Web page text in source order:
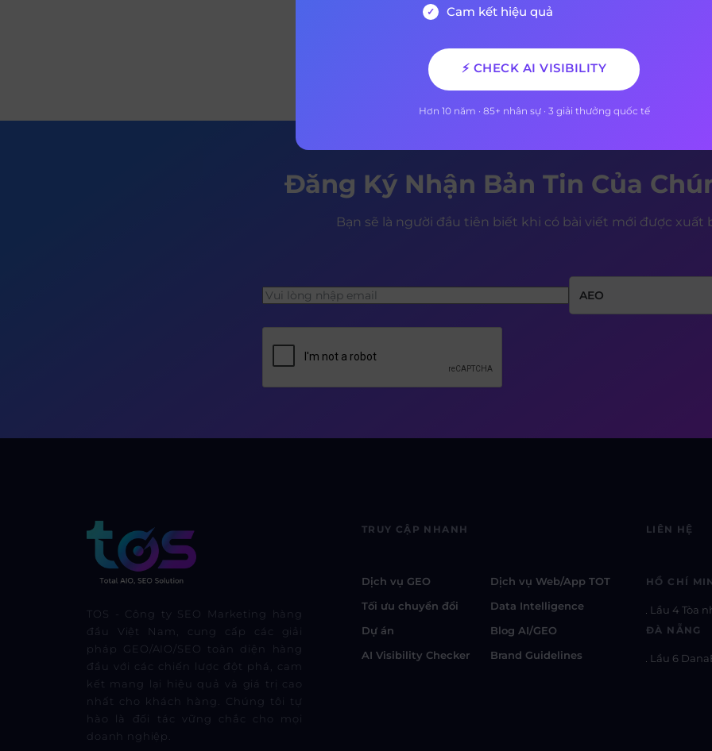
Đăng Ký Nhận Bản Tin Của
Bạn sẽ là người đầu tiên biết khi có bài viết mới được xuất
AEO
TOS - Công ty SEO Marketing hàng
đầu Việt Nam, cung cấp các giải
pháp GEO/AIO/SEO toàn diện hàng
đầu với các chiến lược đột phá, cam
kết mang lại hiệu quả và giá trị cao
nhất cho khách hàng. Chúng tôi tự
hào là đối tác vững chắc cho mọi
doanh nghiệp.
TRUY CẬP NHANH
Dịch vụ GEO
Dịch vụ Web/App TOT
Tối ưu chuyển đổi
Data Intelligence
Dự án
Blog AI/GEO
AI Visibility Checker
Brand Guidelines
LIÊN HỆ
HỒ CHÍ
Lầu 4 Tòa
ĐÀ NẴNG
Lầu 6
Cam kết hiệu quả
⚡ CHECK AI VISIBILITY
Hơn 10 năm · 85+ nhân sự · 3 giải thưởng quốc tế